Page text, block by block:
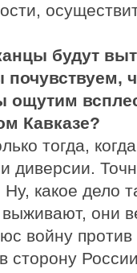
будут
ощутим
Кавказе?
тогда,
диверсии.
какое дело
они
войну
сторону